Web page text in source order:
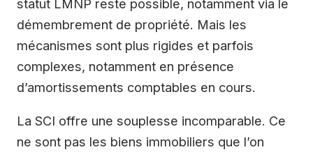
statut LMNP reste possible, notamment via le
démembrement de propriété. Mais les
mécanismes sont plus rigides et parfois
complexes, notamment en présence
d’amortissements comptables en cours.
La SCI offre une souplesse incomparable. Ce
ne sont pas les biens immobiliers que l’on